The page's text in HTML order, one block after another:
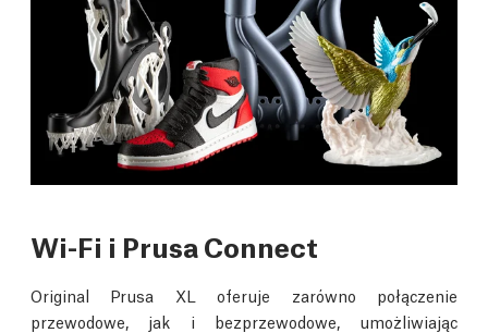
Wi-Fi i Prusa Connect
Original Prusa XL oferuje zarówno połączenie
przewodowe, jak i bezprzewodowe, umożliwiając